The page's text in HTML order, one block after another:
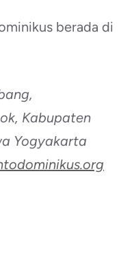
berada di
Kabupaten
Yogyakarta